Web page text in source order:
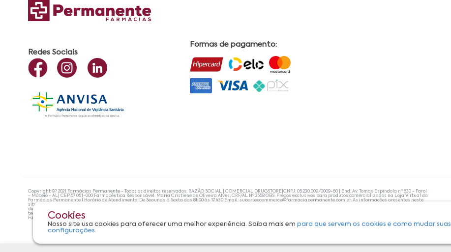
Cookies
Nosso site usa cookies para oferecer uma melhor experiência. Saiba mais empara que servem os cookies e como mudar suas
configurações.
Redes Sociais
Formas de pagamento:
Copyright ©? 2021 Farmácias Permanente - Todos os direitos reservados. RAZÃO SOCIAL | COMERCIAL DRUGSTORE|CNPJ: 05.230.009/0009-60 | End: Av. Tomas Espindola nº 630 - Farol
- Maceió - AL| CEP:57.051-000 Farmacêutica Responsável: Maria Cristiene de Oliveira Alves, CRF/AL Nº 2558 OBS: Preços exclusivos para produtos comercializados na Loja Virtual da
Farmácias Permanente | Horário de Atendimento: De Segunda à Sexta das 8h00 às 17h30 Email: suporteecommerce@farmaciapermanente.com.br. As informações presentes neste
site não devem ser utilizadas para automedicação e, de forma alguma, substituem as orientações de um profissional da área médica. Apenas o médico está capacitado para
diagnosticar problemas de saúde e prescrever o tratamento adequado. Se os sintomas persistirem, um médico deve ser consultado. A Farmácia Permanente trabalha com as
tecnologias mais avançadas de proteção de dados, para que você possa realizar suas compras com tranquilidade. A privacidade e a segurança dos clientes são compromissos da
Farmácias Permanente. Todos os pedidos efetuados estão sujeitos à confirmação da disponibilidade de produto em nosso estoque.